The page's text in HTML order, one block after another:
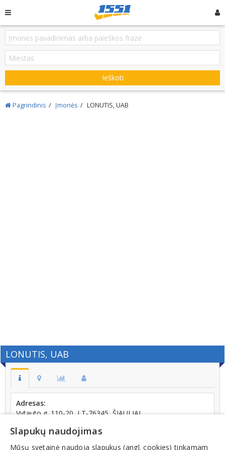
Ieškoti
Pagrindinis Įmonės LONUTIS, UAB
LONUTIS, UAB
Adresas:
Vytauto g. 110-20, LT-76345, ŠIAULIAI
Telefonas:
+370 (682) 72747
Slapukų naudojimas
Mūsų svetainė naudoja slapukus (angl. cookies) tinkamam